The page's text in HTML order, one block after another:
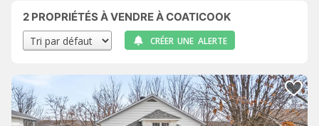
2 PROPRIÉTÉS À VENDRE À COATICOOK
CRÉER UNE ALERTE